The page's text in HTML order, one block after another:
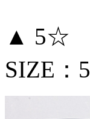
▲ 5☆
SIZE